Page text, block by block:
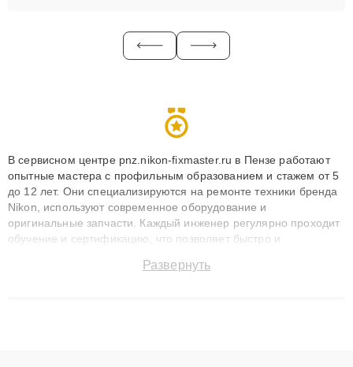
В сервисном центре pnz.nikon-fixmaster.ru в Пензе работают
опытные мастера с профильным образованием и стажем от 5
до 12 лет. Они специализируются на ремонте техники бренда
Nikon, используют современное оборудование и
оригинальные запчасти. Каждый инженер регулярно проходит
обучение и сертификацию, что позволяет быстро и
сохранением гарантии до 3 лет. Наши мастера решают
Развернуть